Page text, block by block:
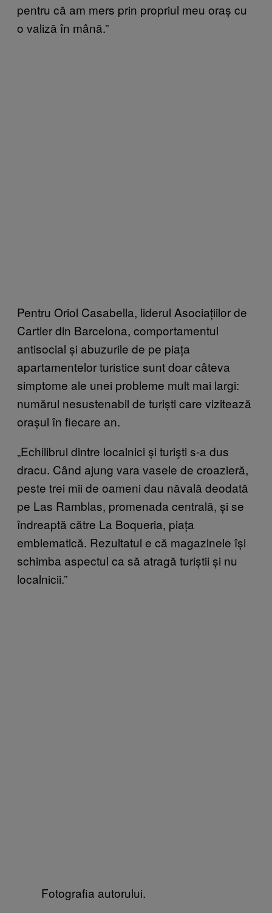
pentru că am mers prin propriul meu oraș cu
o valiză în mână.”
Pentru Oriol Casabella, liderul Asociațiilor de
Cartier din Barcelona, comportamentul
antisocial și abuzurile de pe piața
apartamentelor turistice sunt doar câteva
simptome ale unei probleme mult mai largi:
numărul nesustenabil de turiști care vizitează
orașul în fiecare an.
„Echilibrul dintre localnici și turişti s-a dus
dracu. Când ajung vara vasele de croazieră,
peste trei mii de oameni dau năvală deodată
pe Las Ramblas, promenada centrală, și se
îndreaptă către La Boqueria, piața
emblematică. Rezultatul e că magazinele își
schimba aspectul ca să atragă turiștii și nu
localnicii.”
Fotografia autorului.